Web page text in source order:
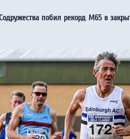
побил рекорд M65 в